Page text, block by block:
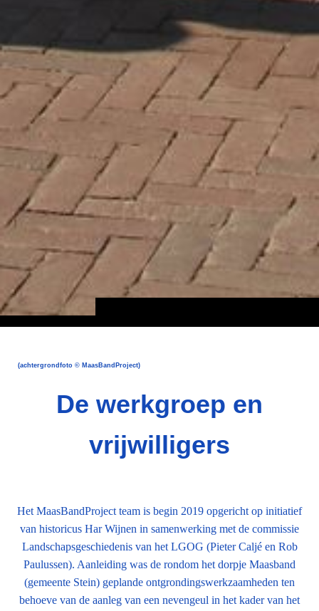
(achtergrondfoto © MaasBandProject)
De werkgroep en
vrijwilligers
Het MaasBandProject team is begin 2019 opgericht op initiatief
van historicus Har Wijnen in samenwerking met de commissie
Landschapsgeschiedenis van het LGOG (Pieter Caljé en Rob
Paulussen). Aanleiding was de rondom het dorpje Maasband
(gemeente Stein) geplande ontgrondingswerkzaamheden ten
behoeve van de aanleg van een nevengeul in het kader van het